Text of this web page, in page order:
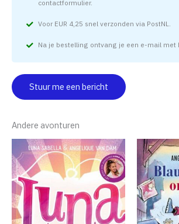
contactformulier.
Voor EUR 4,25 snel verzonden via PostNL.
Na je bestelling ontvang je een e-mail met
Stuur me een bericht
Andere avonturen